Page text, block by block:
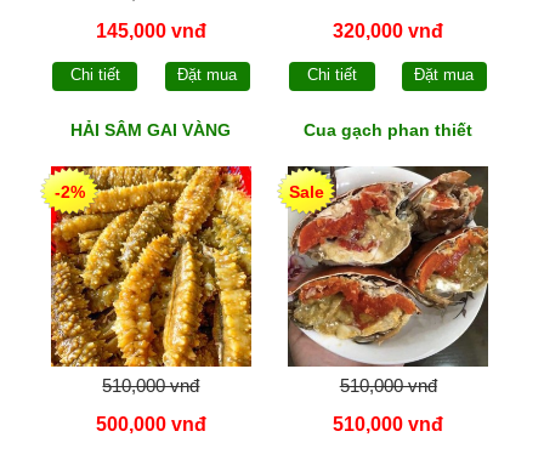
145,000 vnđ
Chi tiết Đặt mua
320,000 vnđ
Chi tiết Đặt mua
HẢI SÂM GAI VÀNG
-2%
510,000 vnđ
500,000 vnđ
Cua gạch phan thiết
Sale
510,000 vnđ
510,000 vnđ